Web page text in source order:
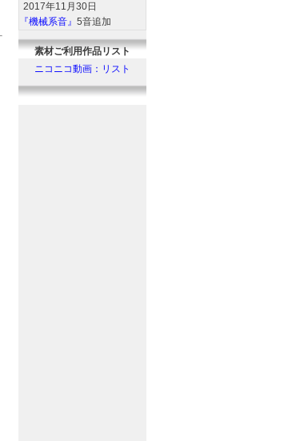
2017年11月30日
『機械系音』 5音追加
『人間系音』2音追加
『環境系音』6音追加
『動物系音』6音追加
素材ご利用作品リスト
ニコニコ動画：リスト